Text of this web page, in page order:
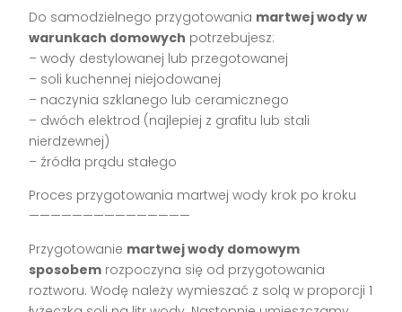
Do samodzielnego przygotowania martwej wody w
warunkach domowych potrzebujesz:
– wody destylowanej lub przegotowanej
– soli kuchennej niejodowanej
– naczynia szklanego lub ceramicznego
– dwóch elektrod (najlepiej z grafitu lub stali
nierdzewnej)
– źródła prądu stałego
Proces przygotowania martwej wody krok po kroku
———————————————
Przygotowanie martwej wody domowym
sposobem rozpoczyna się od przygotowania
roztworu. Wodę należy wymieszać z solą w proporcji 1